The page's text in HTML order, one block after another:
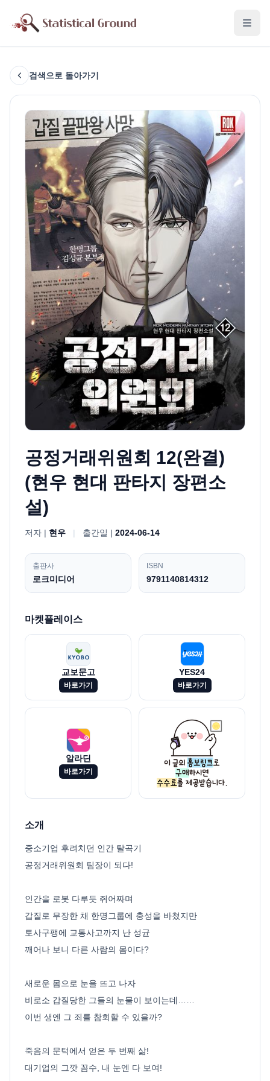
검색으로 돌아가기
공정거래위원회 12(완결)
(현우 현대 판타지 장편소
설)
저자 | 현우 | 출간일 | 2024-06-14
출판사
로크미디어
ISBN
9791140814312
마켓플레이스
교보문고
바로가기
YES24
바로가기
알라딘
바로가기
소개
중소기업 후려치던 인간 탈곡기
공정거래위원회 팀장이 되다!
인간을 로봇 다루듯 쥐어짜며
갑질로 무장한 채 한명그룹에 충성을 바쳤지만
토사구팽에 교통사고까지 난 성균
깨어나 보니 다른 사람의 몸이다?
새로운 몸으로 눈을 뜨고 나자
비로소 갑질당한 그들의 눈물이 보이는데……
이번 생엔 그 죄를 참회할 수 있을까?
죽음의 문턱에서 얻은 두 번째 삶!
대기업의 그깟 꼼수, 내 눈엔 다 보여!